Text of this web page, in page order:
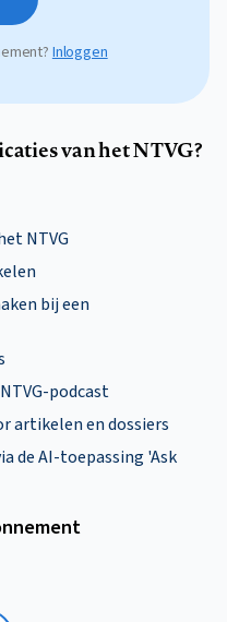
Inloggen
van het NTVG?
NTVG
bij een
podcast
artikelen en dossiers
de AI-toepassing 'Ask